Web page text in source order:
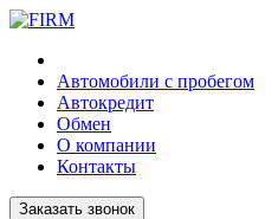
Автомобили с пробегом
Автокредит
Обмен
О компании
Контакты
Заказать звонок